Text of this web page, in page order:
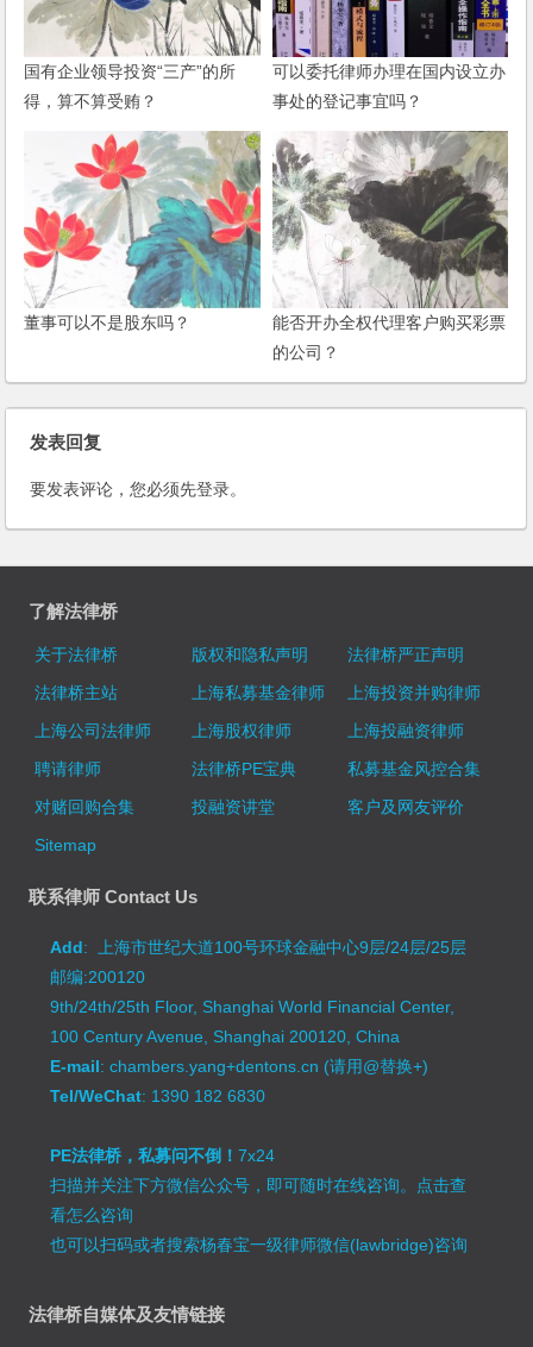
国有企业领导投资“三产”的所
得，算不算受贿？
可以委托律师办理在国内设立办
事处的登记事宜吗？
董事可以不是股东吗？
能否开办全权代理客户购买彩票
的公司？
发表回复
要发表评论，您必须先登录。
了解法律桥
关于法律桥 版权和隐私声明
法律桥严正声明
法律桥主站
上海私募基金律师
上海投资并购律师
上海公司法律师
上海股权律师
上海投融资律师
聘请律师
法律桥PE宝典
私募基金风控合集
对赌回购合集
投融资讲堂
客户及网友评价
Sitemap
联系律师 Contact Us
Add: 上海市世纪大道100号环球金融中心9层/24层/25层
邮编:200120
9th/24th/25th Floor, Shanghai World Financial Center,
100 Century Avenue, Shanghai 200120, China
E-mail: chambers.yang+dentons.cn (请用@替换+)
Tel/WeChat: 1390 182 6830
PE法律桥，私募问不倒！7x24
扫描并关注下方微信公众号，即可随时在线咨询。 点击查
看怎么咨询
也可以扫码或者搜索杨春宝一级律师微信(lawbridge)咨询
法律桥自媒体及友情链接